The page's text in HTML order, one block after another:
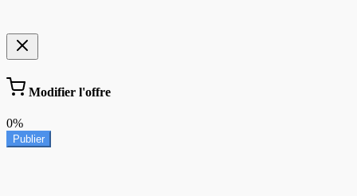
Modifier l'offre
0%
Publier